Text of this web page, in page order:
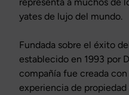
yates de lujo del mundo.
Fundada sobre el éxito
establecido en 1993 por
compañía fue creada
experiencia de